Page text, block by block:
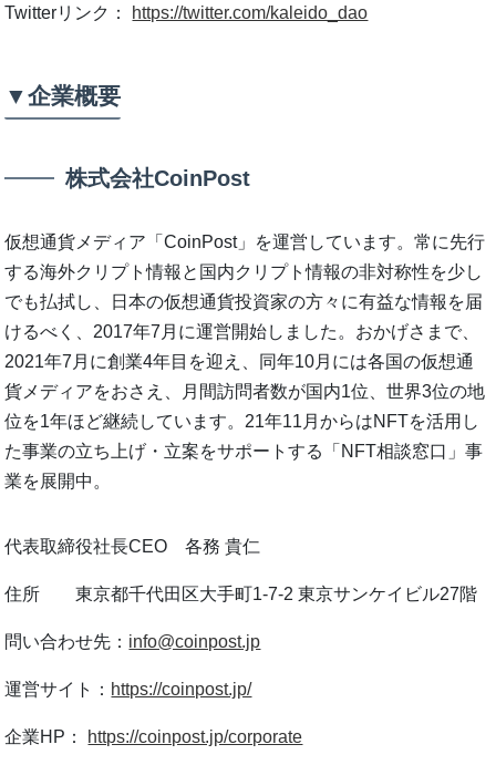
Twitterリンク： https://twitter.com/kaleido_dao
▼企業概要
株式会社CoinPost
仮想通貨メディア「CoinPost」を運営しています。常に先行
する海外クリプト情報と国内クリプト情報の非対称性を少し
でも払拭し、日本の仮想通貨投資家の方々に有益な情報を届
けるべく、2017年7月に運営開始しました。おかげさまで、
2021年7月に創業4年目を迎え、同年10月には各国の仮想通
貨メディアをおさえ、月間訪問者数が国内1位、世界3位の地
位を1年ほど継続しています。21年11月からはNFTを活用し
た事業の立ち上げ・立案をサポートする「NFT相談窓口」事
業を展開中。
代表取締役社長CEO 各務 貴仁
住所 東京都千代田区大手町1-7-2 東京サンケイビル27階
問い合わせ先： info@coinpost.jp
運営サイト： https://coinpost.jp/
企業HP： https://coinpost.jp/corporate